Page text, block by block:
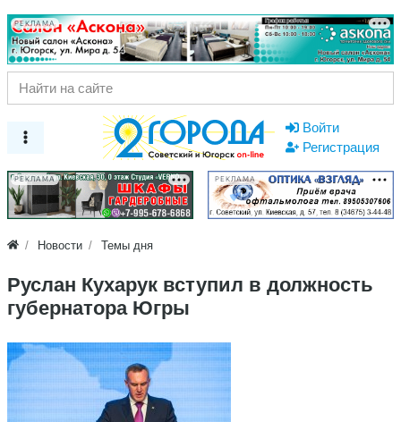
РЕКЛАМА
Войти
Регистрация
РЕКЛАМА РЕКЛАМА
Новости Темы дня
Руслан Кухарук вступил в должность
губернатора Югры